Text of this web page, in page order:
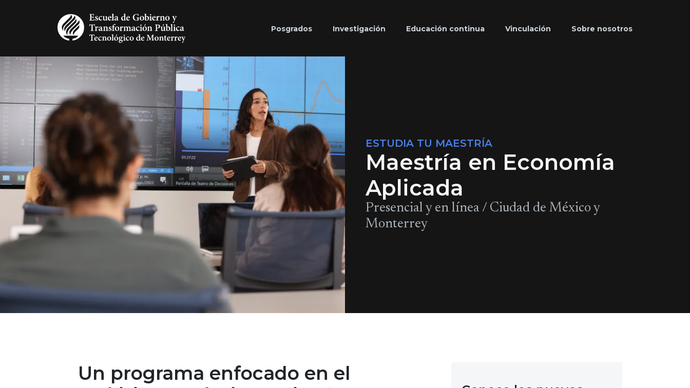
Pasar al contenido principal
Posgrados Investigación Educación continua Vinculación Sobre nosotros
ESTUDIA TU MAESTRÍA
Maestría en Economía
Aplicada
Presencial y en línea / Ciudad de México y
Monterrey
Un programa enfocado en el